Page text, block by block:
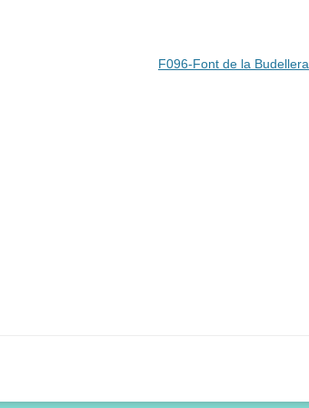
F096-Font de la Budellera